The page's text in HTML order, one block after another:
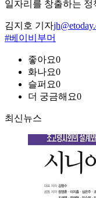
일자리를 창출하는
김지호 기자
#베이비부머
좋아요0
화나요0
슬퍼요0
더 궁금해요0
최신뉴스